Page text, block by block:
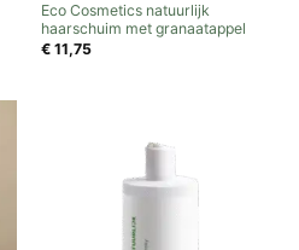
Eco Cosmetics natuurlijk
haarschuim met granaatappel
€11,75